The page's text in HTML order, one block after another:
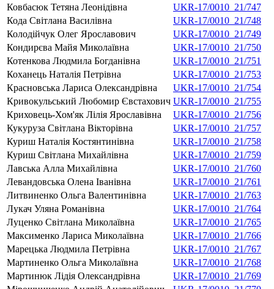
Ковбасюк Тетяна Леонідівна
UKR-17/0010_21/747
Кода Свiтлана Василiвна
UKR-17/0010_21/748
Колодійчук Олег Ярославович
UKR-17/0010_21/749
Кондирєва Майя Миколаївна
UKR-17/0010_21/750
Котенкова Людмила Богданівна
UKR-17/0010_21/751
Коханець Наталія Петрівна
UKR-17/0010_21/753
Красновська Лариса Олександрівна
UKR-17/0010_21/754
Кривокульський Любомир Євстахович UKR-17/0010_21/755
Криховець-Хом'як Лілія Ярославівна
UKR-17/0010_21/756
Кукуруза Світлана Вікторівна
UKR-17/0010_21/757
Куриш Наталія Костянтинівна
UKR-17/0010_21/758
Куриш Світлана Михайлівна
UKR-17/0010_21/759
Лавська Алла Михайлiвна
UKR-17/0010_21/760
Левандовська Олена Іванівна
UKR-17/0010_21/761
Литвиненко Ольга Валентинівна
UKR-17/0010_21/763
Лукач Уляна Романівна
UKR-17/0010_21/764
Луценко Світлана Миколаївна
UKR-17/0010_21/765
Максименко Лариса Миколаївна
UKR-17/0010_21/766
Марецька Людмила Петрівна
UKR-17/0010_21/767
Мартиненко Ольга Миколаївна
UKR-17/0010_21/768
Мартинюк Лідія Олександрівна
UKR-17/0010_21/769